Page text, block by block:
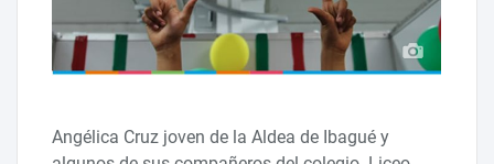
Angélica Cruz joven de la Aldea de Ibagué y